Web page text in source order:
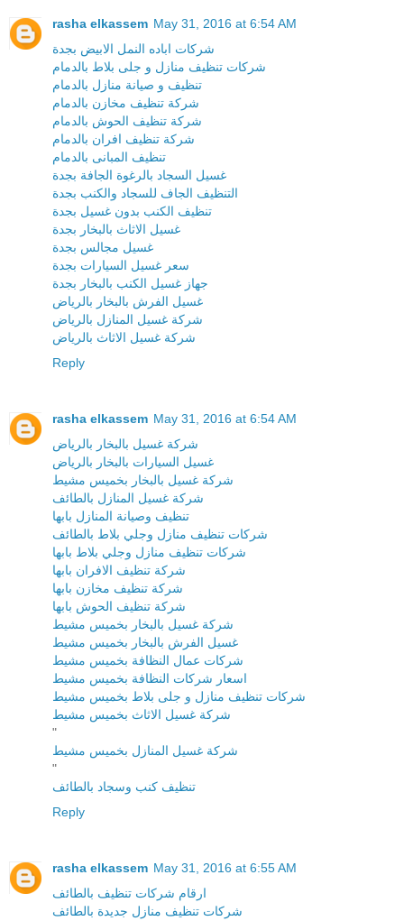
rasha elkassem May 31, 2016 at 6:54 AM
شركات اباده النمل الابيض بجدة
شركات تنظيف منازل و جلى بلاط بالدمام
تنظيف و صيانة منازل بالدمام
شركة تنظيف مخازن بالدمام
شركة تنظيف الحوش بالدمام
شركة تنظيف افران بالدمام
تنظيف المبانى بالدمام
غسيل السجاد بالرغوة الجافة بجدة
التنظيف الجاف للسجاد والكنب بجدة
تنظيف الكنب بدون غسيل بجدة
غسيل الاثاث بالبخار بجدة
غسيل مجالس بجدة
سعر غسيل السيارات بجدة
جهاز غسيل الكنب بالبخار بجدة
غسيل الفرش بالبخار بالرياض
شركة غسيل المنازل بالرياض
شركة غسيل الاثاث بالرياض
Reply
rasha elkassem May 31, 2016 at 6:54 AM
شركة غسيل بالبخار بالرياض
غسيل السيارات بالبخار بالرياض
شركة غسيل بالبخار بخميس مشيط
شركة غسيل المنازل بالطائف
تنظيف وصيانة المنازل بابها
شركات تنظيف منازل وجلي بلاط بالطائف
شركات تنظيف منازل وجلي بلاط بابها
شركة تنظيف الافران بابها
شركة تنظيف مخازن بابها
شركة تنظيف الحوش بابها
شركة غسيل بالبخار بخميس مشيط
غسيل الفرش بالبخار بخميس مشيط
شركات عمال النظافة بخميس مشيط
اسعار شركات النظافة بخميس مشيط
شركات تنظيف منازل و جلى بلاط بخميس مشيط
شركة غسيل الاثاث بخميس مشيط
"
شركة غسيل المنازل بخميس مشيط
"
تنظيف كنب وسجاد بالطائف
Reply
rasha elkassem May 31, 2016 at 6:55 AM
ارقام شركات تنظيف بالطائف
شركات تنظيف منازل جديدة بالطائف